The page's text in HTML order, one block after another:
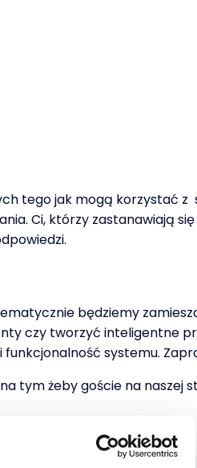
tego jak mogą korzystać z
Ci, którzy zastanawiają się
będziemy
czy tworzyć inteligentne
systemu.
tym żeby goście na naszej